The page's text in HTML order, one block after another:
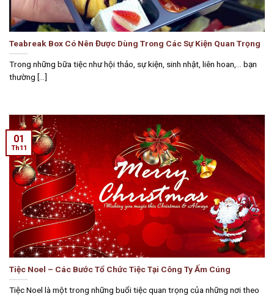
Teabreak Box Có Nên Được Dùng Trong Các Sự Kiện Quan Trọng
Trong những bữa tiệc như hội thảo, sự kiện, sinh nhật, liên hoan,… bạn
thường [...]
Tiệc Noel – Các Bước Tổ Chức Tiệc Tại Công Ty Ấm Cúng
Tiệc Noel là một trong những buổi tiệc quan trọng của những nơi theo
01
Th11